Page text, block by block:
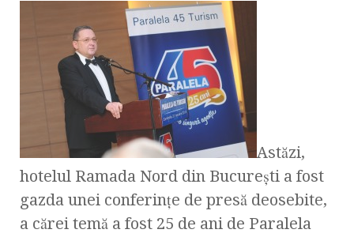
Astăzi,
hotelul Ramada Nord din Bucureşti a fost
gazda unei conferinţe de presă deosebite,
a cărei temă a fost 25 de ani de Paralela